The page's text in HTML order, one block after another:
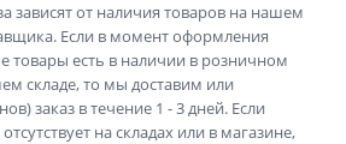
зависят от наличия товаров на нашем
Если в момент оформления
товары есть в наличии в розничном
складе, то мы доставим или
заказ в течение 1 - 3 дней. Если
на складах или в магазине,